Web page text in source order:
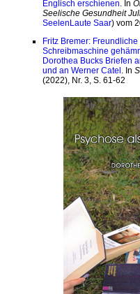
Englisch erschienen. In
Seelische Gesundheit
SeelenLaute Saar) vom
Fritz Bremer:
Schreibmaschine
Dorothea Bucks Briefen
und an Werner Catel . In
(2022), Nr. 3, S. 61-62